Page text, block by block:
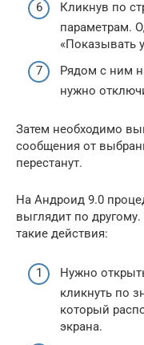
Кликнув по
параметрам.
«Показывать
Рядом с ним
нужно
Затем необходимо
сообщения от
перестанут.
На Андроид 9.0
выглядит по
такие действия:
Нужно
кликнуть по
который
экрана.